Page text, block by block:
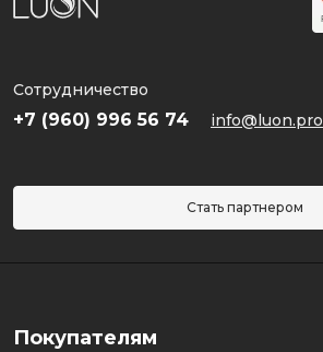
Сотрудничество
+7 (960) 996 56 74 info@luon.pro
Стать партнером
Покупателям